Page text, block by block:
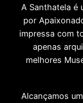
A Santhatela é
por
impressa com
apenas
melhores
Alcançamos